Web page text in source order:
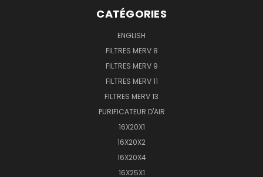
CATÉGORIES
ENGLISH
FILTRES MERV 8
FILTRES MERV 9
FILTRES MERV 11
FILTRES MERV 13
PURIFICATEUR D'AIR
16X20X1
16X20X2
16X20X4
16X25X1